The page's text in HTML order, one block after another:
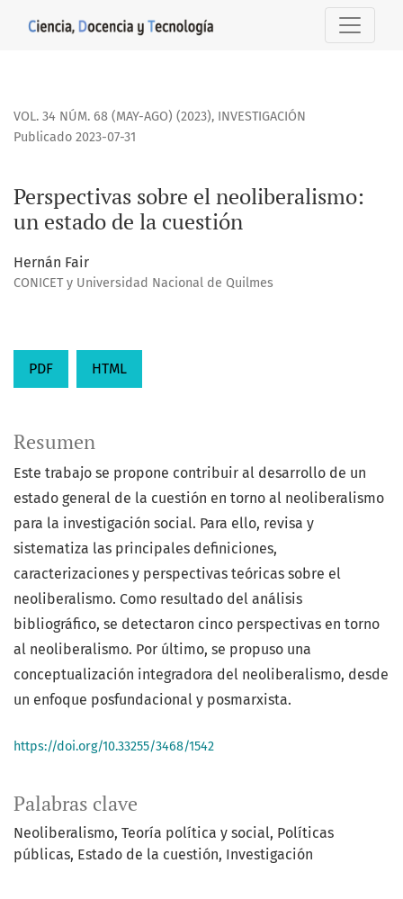
Perspectivas sobre el neoliberalismo: un estado de la
VOL. 34 NÚM. 68 (MAY-AGO) (2023), INVESTIGACIÓN
Perspectivas sobre el neoliberalismo:
un estado de la cuestión
Publicado 2023-07-31
Hernán Fair
CONICET y Universidad Nacional de Quilmes
PDF HTML
Palabras clave
Neoliberalismo Teoría política y social Políticas
públicas Estado de la cuestión Investigación
Resumen
Este trabajo se propone contribuir al desarrollo de un
estado general de la cuestión en torno al neoliberalismo
para la investigación social. Para ello, revisa y
sistematiza las principales definiciones,
caracterizaciones y perspectivas teóricas sobre el
neoliberalismo. Como resultado del análisis
bibliográfico, se detectaron cinco perspectivas en torno
al neoliberalismo. Por último, se propuso una
conceptualización integradora del neoliberalismo, desde
un enfoque posfundacional y posmarxista.
https://doi.org/10.33255/3468/1542